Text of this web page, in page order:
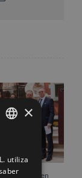
su sede en
×
utiliza